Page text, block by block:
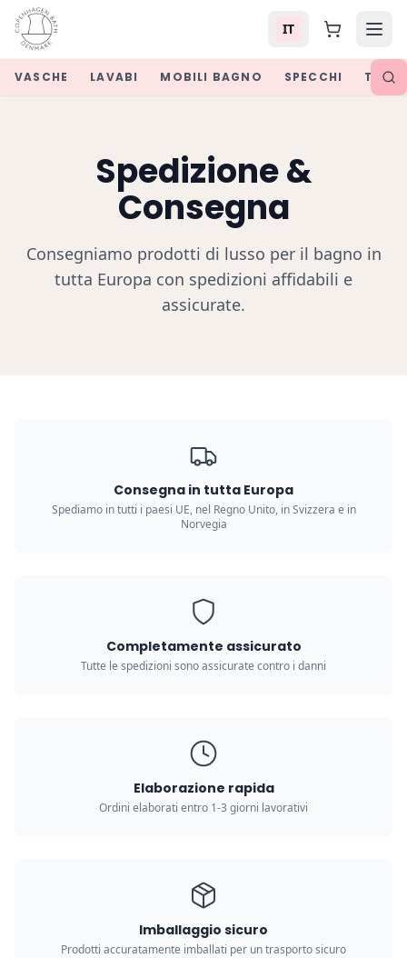
IT
VASCHE LAVABI MOBILI BAGNO SPECCHI TOP
Spedizione &
Consegna
Consegniamo prodotti di lusso per il bagno in
tutta Europa con spedizioni affidabili e
assicurate.
Consegna in tutta Europa
Spediamo in tutti i paesi UE, nel Regno Unito, in Svizzera e in
Norvegia
Completamente assicurato
Tutte le spedizioni sono assicurate contro i danni
Elaborazione rapida
Ordini elaborati entro 1-3 giorni lavorativi
Imballaggio sicuro
Prodotti accuratamente imballati per un trasporto sicuro